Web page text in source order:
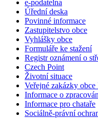
e-podatelna
Úřední deska
Povinné informace
Zastupitelstvo obce
Vyhlášky obce
Formuláře ke stažení
Registr oznámení o
Czech Point
Životní situace
Veřejné zakázky
Informace o
Informace pro chataře
Sociálně-právní